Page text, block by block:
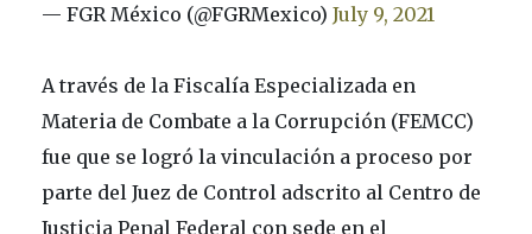
— FGR México (@FGRMexico) July 9, 2021
A través de la Fiscalía Especializada en
Materia de Combate a la Corrupción (FEMCC)
fue que se logró la vinculación a proceso por
parte del Juez de Control adscrito al Centro de
Justicia Penal Federal con sede en el